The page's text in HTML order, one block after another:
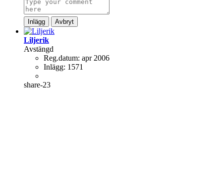
Inlägg Avbryt
Liljerik
Avstängd
Reg.datum: apr 2006
Inlägg: 1571
share-23